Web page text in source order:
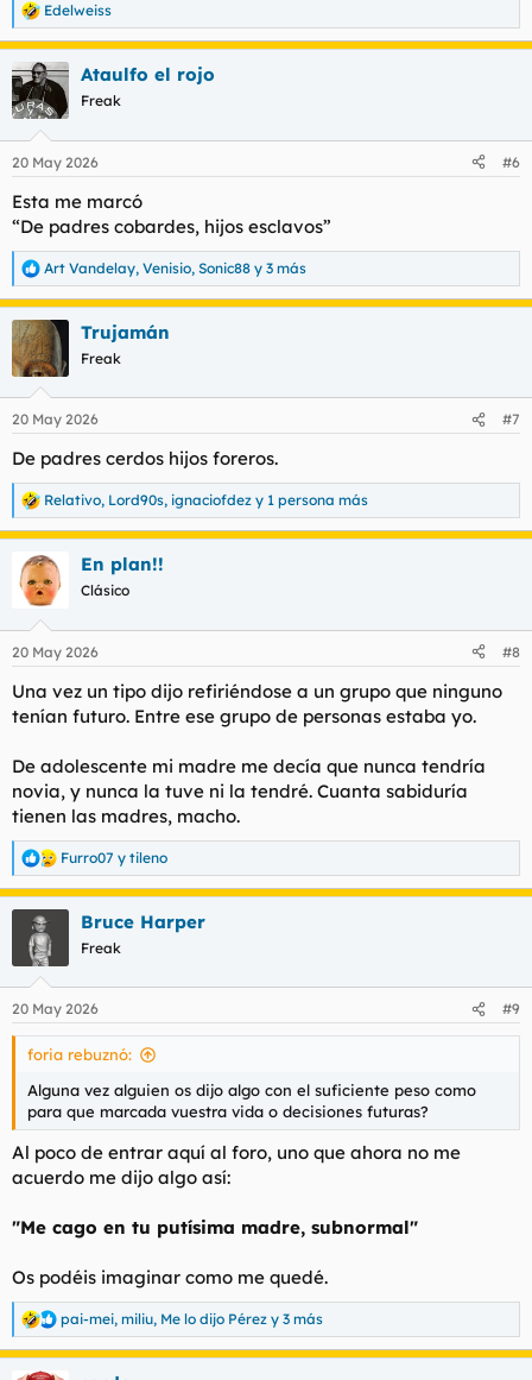
R
e
a
c
c
i
e
:
Edelweiss
Ataulfo el rojo
Freak
20 May 2026 #6
Esta me marcó
“De padres cobardes, hijos esclavos”
R
e
a
c
c
i
e
:
Art Vandelay, Venisio, Sonic88 y 3 más
Trujamán
Freak
20 May 2026 #7
De padres cerdos hijos foreros.
R
e
a
c
c
e
:
Relativo, Lord90s, ignaciofdez y 1 persona más
En plan!!
Clásico
20 May 2026 #8
Una vez un tipo dijo refiriéndose a un grupo que ninguno
tenían futuro. Entre ese grupo de personas estaba yo.
De adolescente mi madre me decía que nunca tendría
novia, y nunca la tuve ni la tendré. Cuanta sabiduría
tienen las madres, macho.
R
e
a
e
s
Furro07 y tileno
Bruce Harper
Freak
20 May 2026 #9
foria rebuznó:
Alguna vez alguien os dijo algo con el suficiente peso como
para que marcada vuestra vida o decisiones futuras?
Al poco de entrar aquí al foro, uno que ahora no me
acuerdo me dijo algo así:
"Me cago en tu putísima madre, subnormal"
Os podéis imaginar como me quedé.
R
e
a
pai-mei, miliu, Me lo dijo Pérez y 3 más